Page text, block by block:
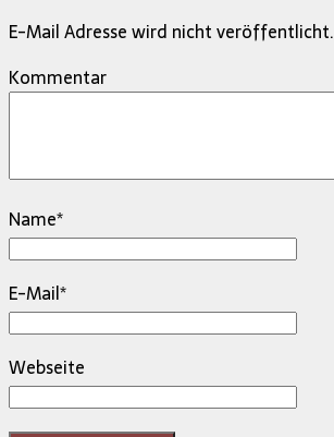
E-Mail Adresse wird nicht veröffentlicht.
Kommentar
Name*
E-Mail*
Webseite